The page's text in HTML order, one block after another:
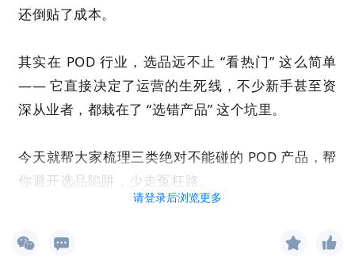
请登录后浏览更多
还倒贴了成本。
其实在 POD 行业，选品远不止 “看热门” 这么简单
—— 它直接决定了运营的生死线，不少新手甚至资
深从业者，都栽在了 “选错产品” 这个坑里。
今天就帮大家梳理三类绝对不能碰的 POD 产品，帮
你避开选品陷阱，少走冤枉路。
01